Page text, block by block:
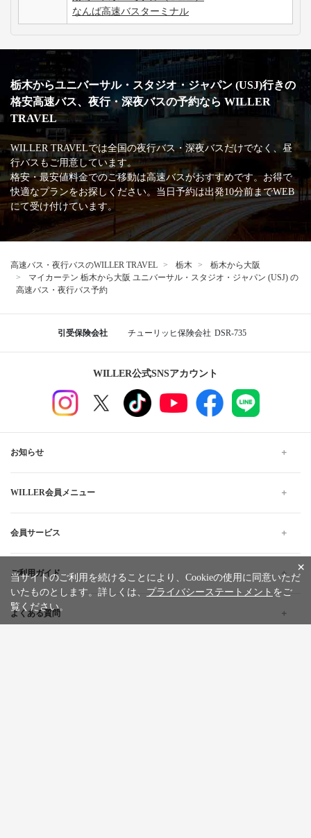
なんば高速バスターミナル
栃木からユニバーサル・スタジオ・ジャパン (USJ)行きの
格安高速バス、夜行・深夜バスの予約なら WILLER
TRAVEL
WILLER TRAVELでは全国の夜行バス・深夜バスだけでなく、昼
行バスもご用意しています。
格安・最安値料金でのご移動は高速バスがおすすめです。お得で
快適なプランをお探しください。当日予約は出発10分前までWEB
にて受け付けています。
高速バス・夜行バスのWILLER TRAVEL 栃木
栃木から大阪
マイカーテン 栃木から大阪 ユニバーサル・スタジオ・ジャパン (USJ) の
高速バス・夜行バス予約
引受保険会社 チューリッヒ保険会社 DSR-735
WILLER公式SNSアカウント
お知らせ
WILLER会員メニュー
会員サービス
ご利用ガイド
よくある質問
×
当サイトのご利用を続けることにより、Cookieの使用に同意いただ
いたものとします。詳しくは、 プライバシーステートメント をご
覧ください。